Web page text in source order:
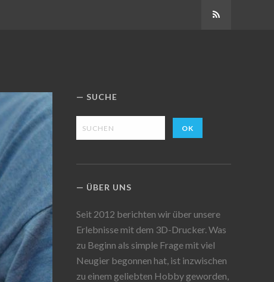
SUCHE
ÜBER UNS
Seit 2012 berichten wir über unsere
Erlebnisse mit dem 3D-Drucker. Was
zu Beginn als simple Frage mit viel
Neugier begonnen hat, ist inzwischen
zu einem geliebten Hobby geworden,